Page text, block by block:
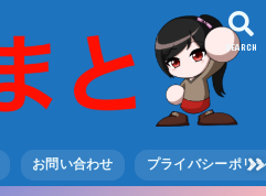
SEARCH
お問い合わせ プライバシーポリ